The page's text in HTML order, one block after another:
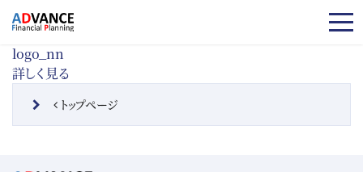
コンテンツへスキップ
logo_nn
詳しく見る
投稿ナビゲーション
トップページ